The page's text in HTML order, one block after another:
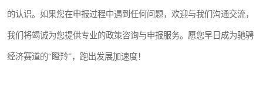
的认识。如果您在申报过程中遇到任何问题，欢迎与我们沟通交流，
我们将竭诚为您提供专业的政策咨询与申报服务。愿您早日成为驰骋
经济赛道的“瞪羚”，跑出发展加速度！